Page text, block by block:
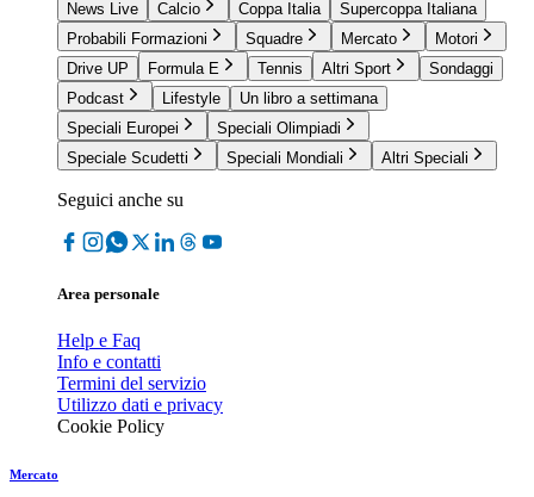
News Live
Calcio Coppa Italia
Supercoppa Italiana
Probabili Formazioni
Squadre Mercato
Motori
Drive UP
Formula E Tennis Altri Sport
Sondaggi
Podcast
Lifestyle
Un libro a settimana
Speciali Europei
Speciali Olimpiadi
Speciale Scudetti
Speciali Mondiali Altri Speciali
Seguici anche su
Area personale
Help e Faq
Info e contatti
Termini del servizio
Utilizzo dati e privacy
Cookie Policy
Mercato